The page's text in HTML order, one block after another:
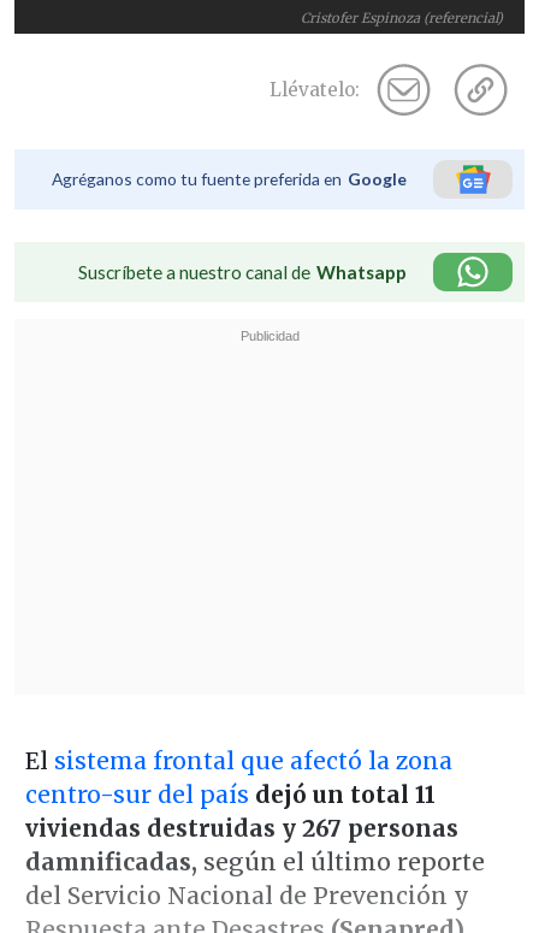
Cristofer Espinoza (referencial)
Llévatelo:
Agréganos como tu fuente preferida en Google
Suscríbete a nuestro canal de Whatsapp
El sistema frontal que afectó la zona
centro-sur del país dejó un total 11
viviendas destruidas y 267 personas
damnificadas, según el último reporte
del Servicio Nacional de Prevención y